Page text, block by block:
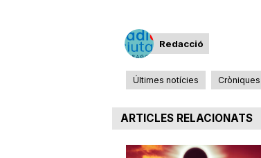
Redacció
Últimes notícies Cròniques
ARTICLES RELACIONATS